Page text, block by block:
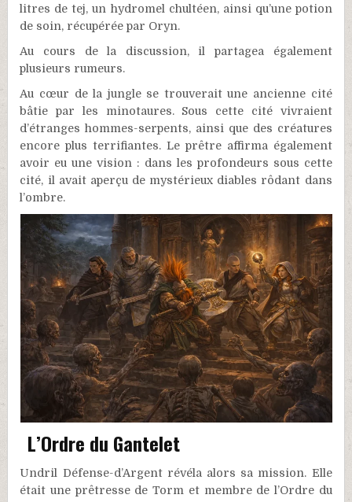
litres de tej, un hydromel chultéen, ainsi qu’une potion
de soin, récupérée par Oryn.
Au cours de la discussion, il partagea également
plusieurs rumeurs.
Au cœur de la jungle se trouverait une ancienne cité
bâtie par les minotaures. Sous cette cité vivraient
d’étranges hommes-serpents, ainsi que des créatures
encore plus terrifiantes. Le prêtre affirma également
avoir eu une vision : dans les profondeurs sous cette
cité, il avait aperçu de mystérieux diables rôdant dans
l’ombre.
L’Ordre du Gantelet
Undril Défense-d’Argent révéla alors sa mission. Elle
était une prêtresse de Torm et membre de l’Ordre du